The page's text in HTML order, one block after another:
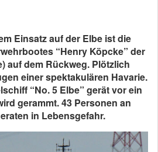
Einsatz auf der Elbe ist die
“Henry Köpcke” der
auf dem Rückweg. Plötzlich
einer spektakulären Havarie.
“No. 5 Elbe” gerät vor ein
gerammt. 43 Personen an
in Lebensgefahr.